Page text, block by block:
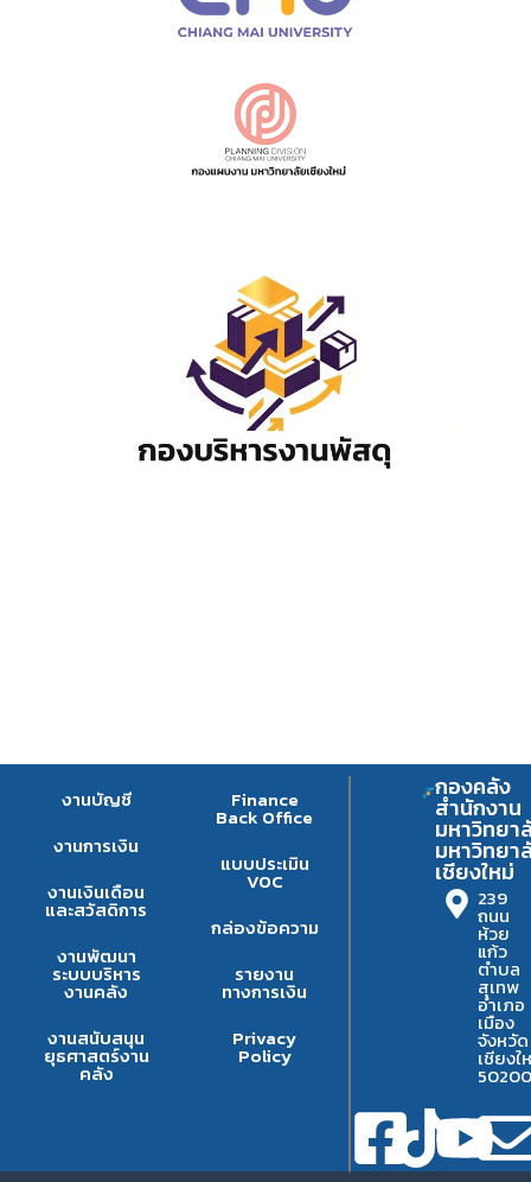
งานบัญชี
งานการเงิน
งานเงินเดือน
และสวัสดิการ
งานพัฒนา
ระบบบริหาร
งานคลัง
งานสนับสนุน
ยุธศาสตร์งาน
คลัง
Finance
Back Office
แบบประเมิน
VOC
กล่องข้อความ
รายงาน
ทางการเงิน
Privacy
Policy
กองคลัง
สำนักงาน
มหาวิทยา
มหาวิทยา
เชียงใหม่
239
ถนน
ห้วย
แก้ว
ตำบล
สุเทพ
อำเภอ
เมือง
จังหวัด
เชียงใ
50200